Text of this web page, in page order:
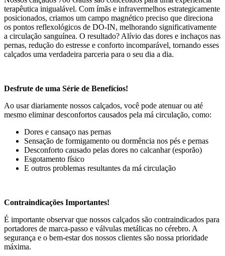
terapêutica inigualável. Com ímãs e infravermelhos estrategicamente
posicionados, criamos um campo magnético preciso que direciona
os pontos reflexológicos de DO-IN, melhorando significativamente
a circulação sanguínea. O resultado? Alívio das dores e inchaços nas
pernas, redução do estresse e conforto incomparável, tornando esses
calçados uma verdadeira parceria para o seu dia a dia.
Desfrute de uma Série de Benefícios!
Ao usar diariamente nossos calçados, você pode atenuar ou até
mesmo eliminar desconfortos causados pela má circulação, como:
Dores e cansaço nas pernas
Sensação de formigamento ou dormência nos pés e pernas
Desconforto causado pelas dores no calcanhar (esporão)
Esgotamento físico
E outros problemas resultantes da má circulação
Contraindicações Importantes!
É importante observar que nossos calçados são contraindicados para
portadores de marca-passo e válvulas metálicas no cérebro. A
segurança e o bem-estar dos nossos clientes são nossa prioridade
máxima.